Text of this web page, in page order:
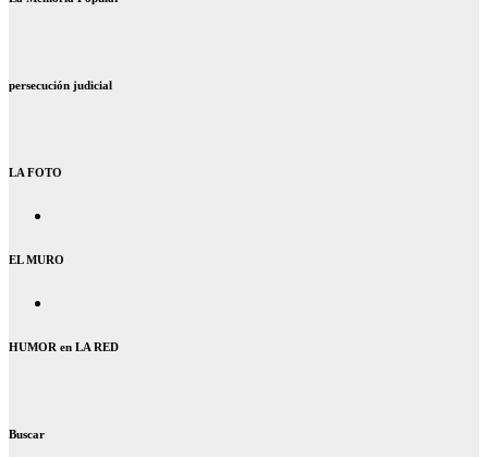
persecución judicial
LA FOTO
EL MURO
HUMOR en LA RED
Buscar